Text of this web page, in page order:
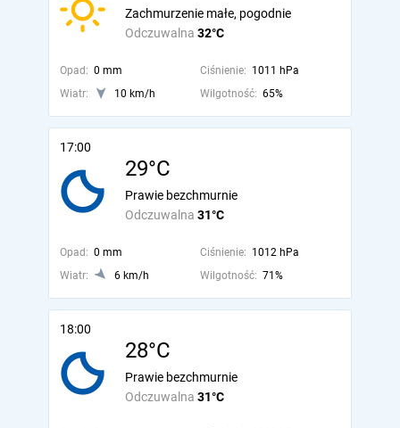
Odczuwalna 32°C
Zachmurzenie małe, pogodnie
Opad: 0 mm Ciśnienie: 1011 hPa
Wiatr:
10 km/h Wilgotność: 65%
17:00
29°C
Odczuwalna 31°C
Prawie bezchmurnie
Opad: 0 mm Ciśnienie: 1012 hPa
Wiatr:
6 km/h Wilgotność: 71%
18:00
28°C
Odczuwalna 31°C
Prawie bezchmurnie